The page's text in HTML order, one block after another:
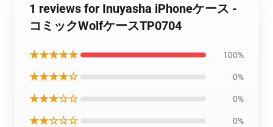
1 reviews for Inuyasha iPhoneケース -
コミックWolfケースTP0704
★★★★★ 100%
★★★★☆ 0%
★★★☆☆ 0%
★★☆☆☆ 0%